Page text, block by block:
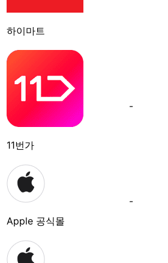
하이마트
11번가
-
Apple 공식몰
-